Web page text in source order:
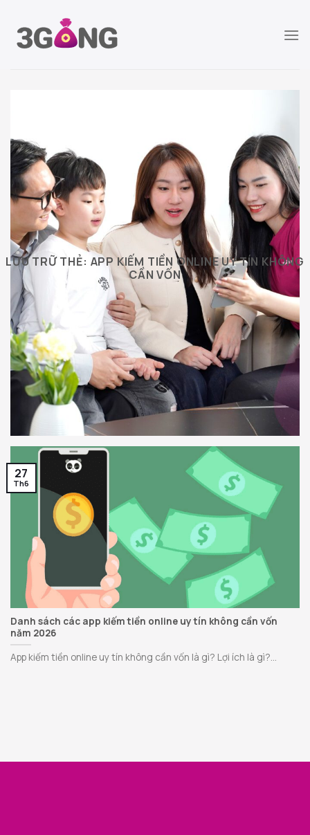
đến
LƯU TRỮ THẺ: APP KIẾM TIỀN ONLINE UY TÍN KHÔNG
CẦN VỐN
Danh sách các app kiếm tiền online uy tín không cần vốn
năm 2026
App kiếm tiền online uy tín không cần vốn là gì? Lợi ích là gì?...
27
Th6